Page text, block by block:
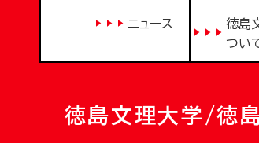
ニュース
徳島
つい
徳島文理大学/徳